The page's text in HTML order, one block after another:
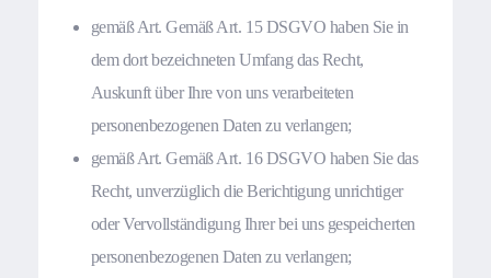
gemäß Art. Gemäß Art. 15 DSGVO haben Sie in
dem dort bezeichneten Umfang das Recht,
Auskunft über Ihre von uns verarbeiteten
personenbezogenen Daten zu verlangen;
gemäß Art. Gemäß Art. 16 DSGVO haben Sie das
Recht, unverzüglich die Berichtigung unrichtiger
oder Vervollständigung Ihrer bei uns gespeicherten
personenbezogenen Daten zu verlangen;